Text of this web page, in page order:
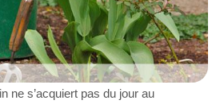
ne s’acquiert pas du jour au